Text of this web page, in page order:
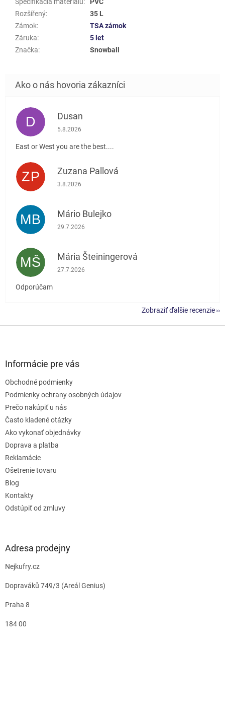
Rozšířený:
35 L
Zámok:
TSA zámok
Záruka:
5 let
Značka: Snowball
D Dusan
Hodnotenie obchodu je 5 z 5 hviezdičiek.
5.8.2026
East or West you are the best....
ZP Zuzana Pallová
Hodnotenie obchodu je 5 z 5 hviezdičiek.
3.8.2026
MB Mário Bulejko
Hodnotenie obchodu je 5 z 5 hviezdičiek.
29.7.2026
MŠ Mária Šteiningerová
Hodnotenie obchodu je 5 z 5 hviezdičiek.
27.7.2026
Odporúčam
Zobraziť ďalšie recenzie
Informácie pre vás
Obchodné podmienky
Podmienky ochrany osobných údajov
Prečo nakúpiť u nás
Často kladené otázky
Ako vykonať objednávky
Doprava a platba
Reklamácie
Ošetrenie tovaru
Blog
Kontakty
Odstúpiť od zmluvy
Adresa prodejny
Nejkufry.cz
Dopraváků 749/3 (Areál Genius)
Praha 8
184 00